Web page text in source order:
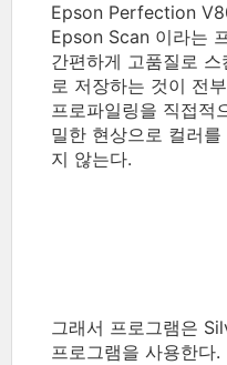
Epson Perfection
Epson Scan 이라는
간편하게 고품질로
로 저장하는 것이 전
프로파일링을 직접적
밀한 현상으로 컬러
지 않는다.
그래서 프로그램은
프로그램을 사용한다.